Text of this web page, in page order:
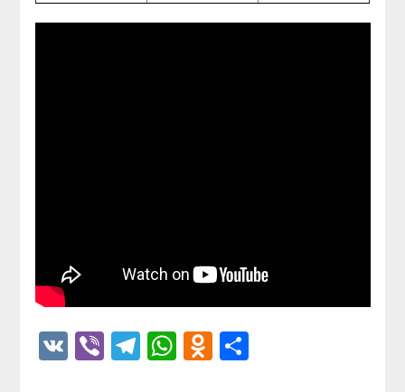
VKViberTelegram
WhatsApp
Odnoklassniki
Отправить